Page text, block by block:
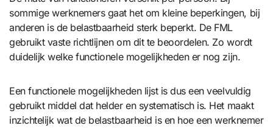
sommige werknemers gaat het om kleine beperkingen, bij
anderen is de belastbaarheid sterk beperkt. De FML
gebruikt vaste richtlijnen om dit te beoordelen. Zo wordt
duidelijk welke functionele mogelijkheden er nog zijn.
Een functionele mogelijkheden lijst is dus een veelvuldig
gebruikt middel dat helder en systematisch is. Het maakt
inzichtelijk wat de belastbaarheid is en hoe een werknemer